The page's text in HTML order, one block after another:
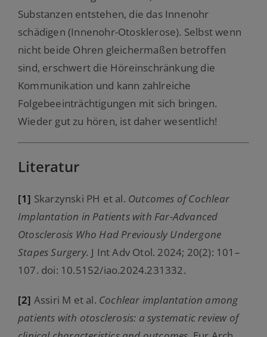
Substanzen entstehen, die das Innenohr
schädigen (Innenohr-Otosklerose). Selbst wenn
nicht beide Ohren gleichermaßen betroffen
sind, erschwert die Höreinschränkung die
Kommunikation und kann zahlreiche
Folgebeeinträchtigungen mit sich bringen.
Wieder gut zu hören, ist daher wesentlich!
Literatur
[1] Skarzynski PH et al. Outcomes of Cochlear
Implantation in Patients with Far-Advanced
Otosclerosis Who Had Previously Undergone
Stapes Surgery. J Int Adv Otol. 2024; 20(2): 101–
107. doi: 10.5152/iao.2024.231332.
[2] Assiri M et al. Cochlear implantation among
patients with otosclerosis: a systematic review of